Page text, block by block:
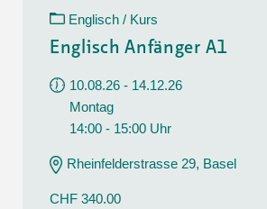
Englisch / Kurs
Englisch Anfänger A1
10.08.26 - 14.12.26
Montag
14:00 - 15:00 Uhr
Rheinfelderstrasse 29, Basel
CHF 340.00